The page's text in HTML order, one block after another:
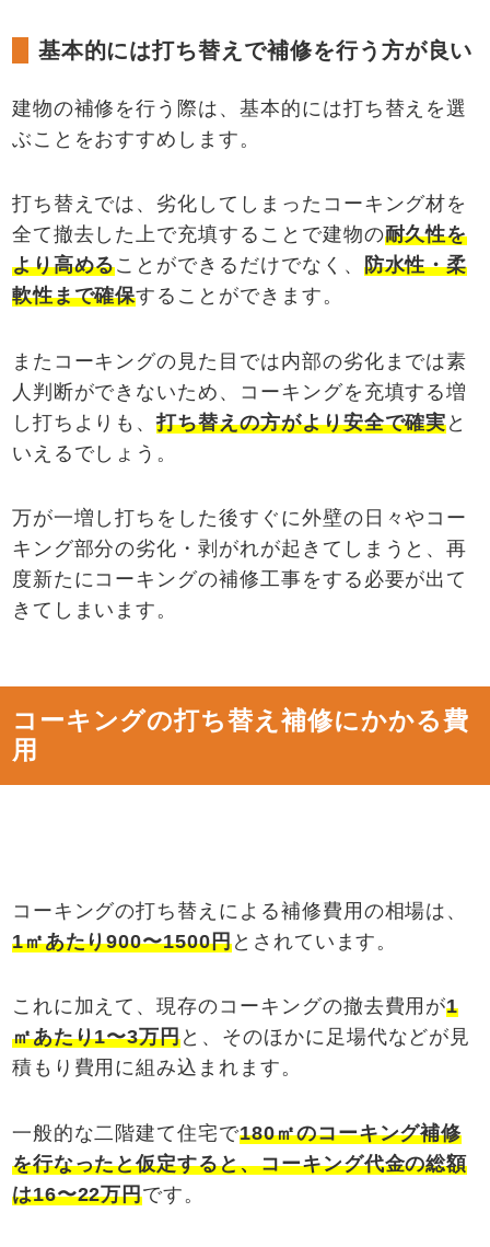
基本的には打ち替えで補修を行う方が良い
建物の補修を行う際は、基本的には打ち替えを選
ぶことをおすすめします。
打ち替えでは、劣化してしまったコーキング材を
全て撤去した上で充填することで建物の耐久性を
より高めることができるだけでなく、 防水性・柔
軟性まで確保することができます。
またコーキングの見た目では内部の劣化までは素
人判断ができないため、コーキングを充填する増
し打ちよりも、打ち替えの方がより安全で確実と
いえるでしょう。
万が一増し打ちをした後すぐに外壁の日々やコー
キング部分の劣化・剥がれが起きてしまうと、再
度新たにコーキングの補修工事をする必要が出て
きてしまいます。
コーキングの打ち替え補修にかかる費
用
コーキングの打ち替えによる補修費用の相場は、
1㎡あたり900〜1500円とされています。
これに加えて、現存のコーキングの撤去費用が1
㎡あたり1〜3万円と、そのほかに足場代などが見
積もり費用に組み込まれます。
一般的な二階建て住宅で180㎡のコーキング補修
を行なったと仮定すると、コーキング代金の総額
は16〜22万円です。